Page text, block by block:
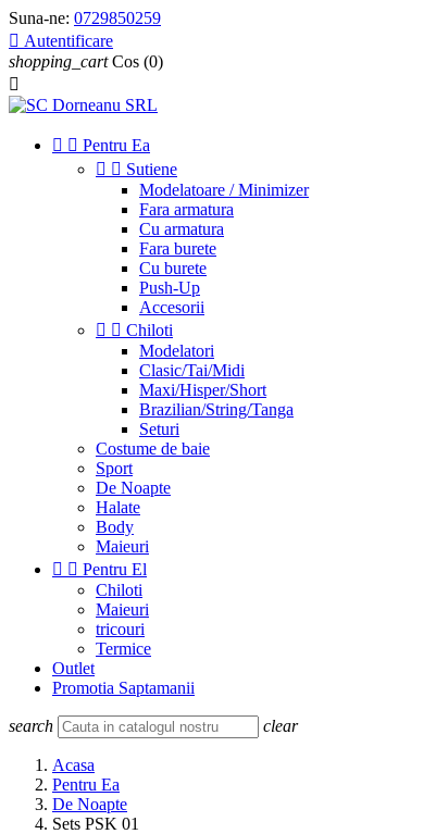
Suna-ne: 0729850259
 Autentificare
shopping_cart Cos (0)

  Pentru Ea
  Sutiene
Modelatoare / Minimizer
Fara armatura
Cu armatura
Fara burete
Cu burete
Push-Up
Accesorii
  Chiloti
Modelatori
Clasic/Tai/Midi
Maxi/Hisper/Short
Brazilian/String/Tanga
Seturi
Costume de baie
Sport
De Noapte
Halate
Body
Maieuri
  Pentru El
Chiloti
Maieuri
tricouri
Termice
Outlet
Promotia Saptamanii
search clear
Acasa
Pentru Ea
De Noapte
Sets PSK 01